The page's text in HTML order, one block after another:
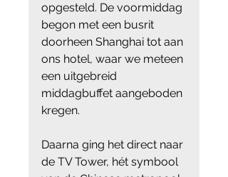
opgesteld. De voormiddag
begon met een busrit
doorheen Shanghai tot aan
ons hotel, waar we meteen
een uitgebreid
middagbuffet aangeboden
kregen.
Daarna ging het direct naar
de TV Tower, hét symbool